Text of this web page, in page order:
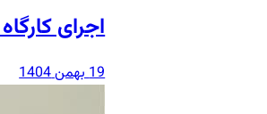
اجرای
19 بهمن 1404